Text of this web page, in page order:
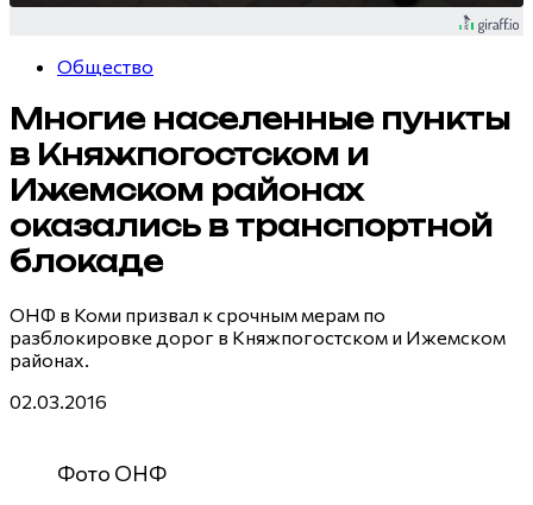
Общество
Многие населенные пункты
в Княжпогостском и
Ижемском районах
оказались в транспортной
блокаде
ОНФ в Коми призвал к срочным мерам по
разблокировке дорог в Княжпогостском и Ижемском
районах.
02.03.2016
Фото ОНФ